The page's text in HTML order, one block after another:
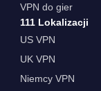
VPN do gier
111 Lokalizacji
US VPN
UK VPN
Niemcy VPN